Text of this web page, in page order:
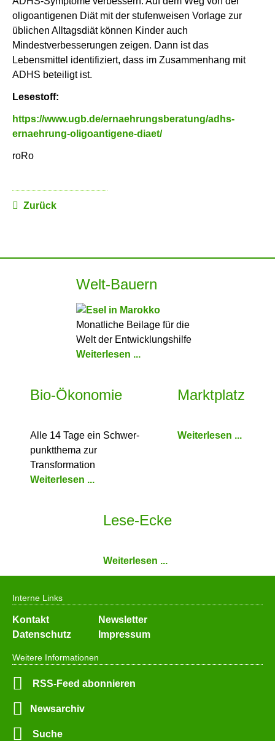
oligoantigenen Diät mit der stufenweisen Vorlage zur
üblichen Alltagsdiät können Kinder auch
Mindestverbesserungen zeigen. Dann ist das
Lebensmittel identifiziert, dass im Zusammenhang mit
ADHS beteiligt ist.
Lesestoff:
https://www.ugb.de/ernaehrungsberatung/adhs-
ernaehrung-oligoantigene-diaet/
roRo
Zurück
Welt-Bauern
Monatliche Beilage für die
Welt der Entwicklungshilfe
Weiterlesen ...
Bio-Ökonomie
Alle 14 Tage ein Schwer­
punkt­thema zur
Transformation
Weiterlesen ...
Marktplatz
Weiterlesen ...
Lese-Ecke
Weiterlesen ...
Weitere Informationen
RSS-Feed abonnieren
Newsarchiv
Suche
Interne Links
Navigation
überspringen
Kontakt
Newsletter
Datenschutz
Impressum